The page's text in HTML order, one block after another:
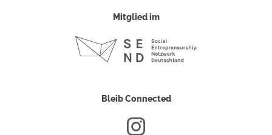
Mitglied im
Bleib Connected